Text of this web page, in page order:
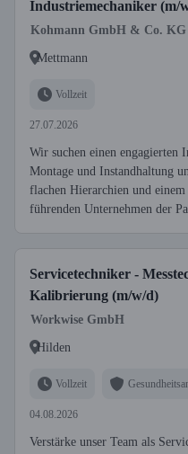
Industriemechaniker (m/
Kohmann GmbH & Co. KG
Mettmann
Vollzeit
27.07.2026
Wir suchen einen
Montage und Instandhaltung
flachen Hierarchien und
führenden Unternehmen der
Servicetechniker -
Kalibrierung (m/w/d)
Workwise GmbH
Hilden
Vollzeit
04.08.2026
Verstärke unser Team als